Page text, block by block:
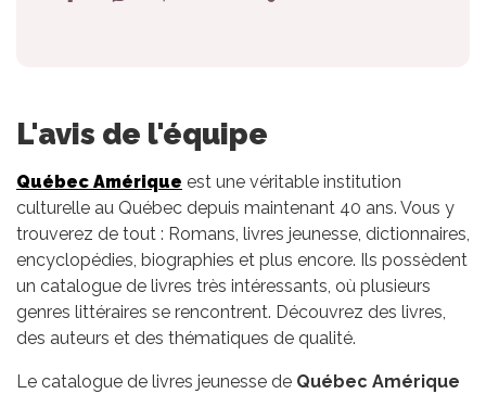
L'avis de l'équipe
Québec Amérique est une véritable institution
culturelle au Québec depuis maintenant 40 ans. Vous y
trouverez de tout : Romans, livres jeunesse, dictionnaires,
encyclopédies, biographies et plus encore. Ils possèdent
un catalogue de livres très intéressants, où plusieurs
genres littéraires se rencontrent. Découvrez des livres,
des auteurs et des thématiques de qualité.
Le catalogue de livres jeunesse de Québec Amérique